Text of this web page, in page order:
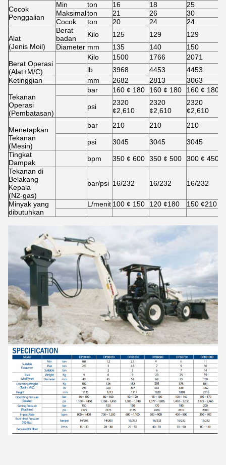
Cocok
Penggalian
Min ton 16 18 25
Maksimalton 21 26 30
Cocok
ton 20 24 24
Alat
(Jenis Moil)
Berat
badan
Kilo 125 129 129
Diameter mm 135 140 150
Berat Operasi
(Alat+M/C)
Kilo 1500 1766 2071
lb
3968 4453 4453
Ketinggian
mm 2682 2813 3063
Tekanan
Operasi
(Pembatasan)
bar 160 ¢ 180 160 ¢ 180 160 ¢ 180
psi
2320
¢2,610
2320
¢2,610
2320
¢2,610
Menetapkan
Tekanan
(Mesin)
bar 210 210 210
psi 3045 3045 3045
Tingkat
Dampak
bpm 350 ¢ 600 350 ¢ 500 300 ¢ 450
Tekanan di
Belakang
Kepala
(N2-gas)
bar/psi 16/232 16/232 16/232
Minyak yang
dibutuhkan
L/menit 100 ¢ 150 120 ¢180 150 ¢210